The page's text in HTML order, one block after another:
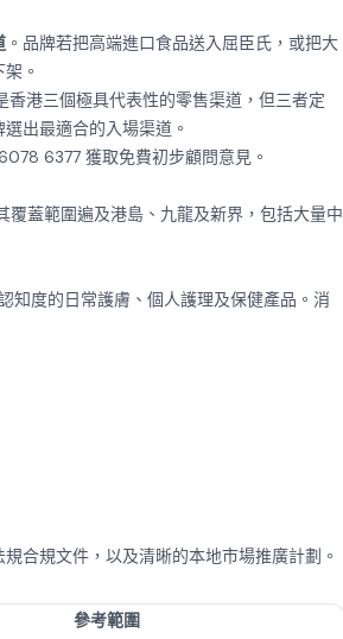
。品牌若把高端進口食品送入屈臣氏，或把大
。
港三個極具代表性的零售渠道，但三者定
出最適合的入場渠道。
6377 獲取免費初步顧問意見。
覆蓋範圍遍及港島、九龍及新界，包括大量中
知度的日常護膚、個人護理及保健產品。消
合規文件，以及清晰的本地市場推廣計劃。
參考範圍